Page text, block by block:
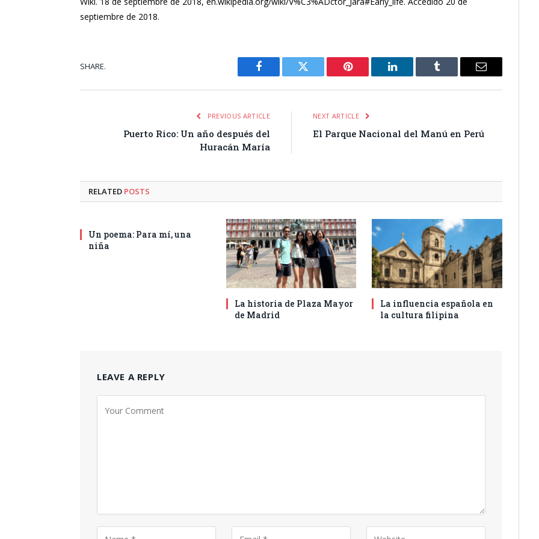
septiembre de 2018.
SHARE.
Facebook Twitter Pinterest LinkedIn Tumblr Email
PREVIOUS ARTICLE
Puerto Rico: Un año después del
Huracán María
NEXT ARTICLE
El Parque Nacional del Manú en Perú
RELATED POSTS
Un poema: Para mí, una
niña
La historia de Plaza Mayor
de Madrid
La influencia española en
la cultura filipina
LEAVE A REPLY